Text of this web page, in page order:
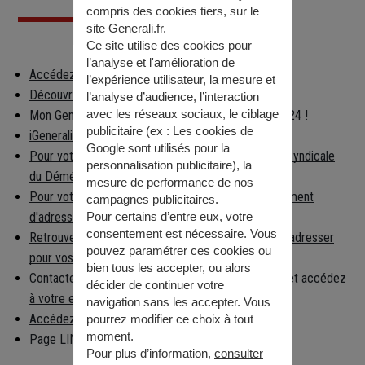
Accédez à votre espace client
Découvrez les applications Generali
Mon Generali : en relation avec votre assureur 24h/24 !
iGenerali : votre épargne dans votre poche !
Pour votre déménagement, consultez la Chambre Syndicale
du Déménagement
Pour votre déménagement, déclarez votre changement
d'adresse
Retrouvez facilement la préfecture à laquelle vous adresser
pour vos démarches
Contactez la caisse nationale d'Assurance Maladie et accédez
à votre espace per…
Accédez aux informations règlementaires
Page LINKEDIN
compris des cookies tiers, sur le
site Generali.fr.
Ce site utilise des cookies pour
l’analyse et l'amélioration de
l’expérience utilisateur, la mesure et
l’analyse d’audience, l’interaction
avec les réseaux sociaux, le ciblage
publicitaire (ex : Les cookies de
Google sont utilisés pour la
personnalisation publicitaire), la
mesure de performance de nos
campagnes publicitaires.
Pour certains d’entre eux, votre
consentement est nécessaire. Vous
pouvez paramétrer ces cookies ou
bien tous les accepter, ou alors
décider de continuer votre
navigation sans les accepter. Vous
pourrez modifier ce choix à tout
moment.
Pour plus d’information, consulter